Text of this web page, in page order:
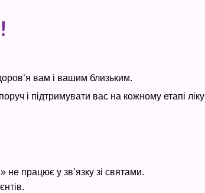
вам і вашим близьким.
і підтримувати вас на кожному етапі
не працює у зв’язку зі святами.